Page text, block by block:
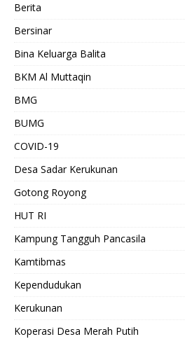
Berita
Bersinar
Bina Keluarga Balita
BKM Al Muttaqin
BMG
BUMG
COVID-19
Desa Sadar Kerukunan
Gotong Royong
HUT RI
Kampung Tangguh Pancasila
Kamtibmas
Kependudukan
Kerukunan
Koperasi Desa Merah Putih